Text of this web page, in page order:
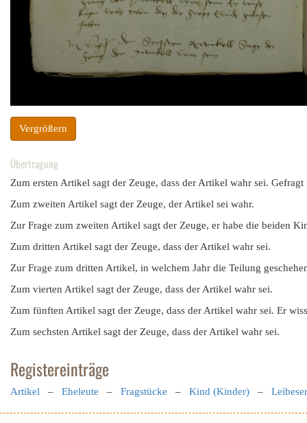
Vergrößern
Übertragung
Zum ersten Artikel sagt der Zeuge, dass der Artikel wahr sei.
Zum zweiten Artikel sagt der Zeuge, der Artikel sei wahr.
Zur Frage zum zweiten Artikel sagt der Zeuge, er habe die beiden
Zum dritten Artikel sagt der Zeuge, dass der Artikel wahr sei.
Zur Frage zum dritten Artikel, in welchem Jahr die Teilung
Zum vierten Artikel sagt der Zeuge, dass der Artikel wahr sei.
Zum fünften Artikel sagt der Zeuge, dass der Artikel wahr sei. Er
Zum sechsten Artikel sagt der Zeuge, dass der Artikel wahr sei.
Registereinträge
Artikel – Eheleute – Fragstücke – Kind (Kinder) –